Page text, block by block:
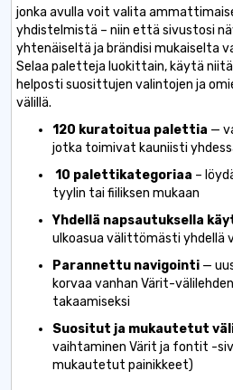
jonka avulla voit valita
yhdistelmistä – niin että sivustosi
yhtenäiseltä ja brändisi mukaiselta
Selaa paletteja luokittain, käytä
helposti suosittujen valintojen ja
välillä.
120 kuratoitua palettia —
jotka toimivat kauniisti
10 palettikategoriaa –
tyylin tai fiiliksen mukaan
Yhdellä napsautuksella
ulkoasua välittömästi yhdellä
Parannettu navigointi —
korvaa vanhan Värit-
takaamiseksi
Suositut ja mukautetut
vaihtaminen Värit ja fontit -
mukautetut painikkeet)